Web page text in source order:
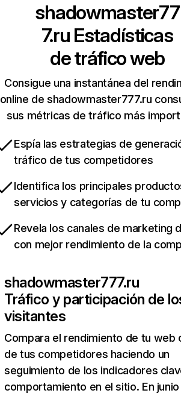
shadowmaster77
7.ru Estadísticas
de tráfico web
Consigue una instantánea del
online de shadowmaster777.ru
sus métricas de tráfico más
Espía las estrategias de
tráfico de tus competidores
Identifica los principales
servicios y categorías de tu
Revela los canales de marketing
con mejor rendimiento de la
shadowmaster777.ru
Tráfico y participación de
visitantes
Compara el rendimiento de tu web
de tus competidores haciendo un
seguimiento de los indicadores
comportamiento en el sitio. En junio